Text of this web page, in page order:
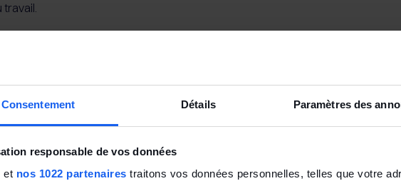
Consentement Détails Paramètres des
responsable de vos données
et nos 1022 partenaires traitons vos données personnelles, telles que votre
travail.
868 du 29 juin 2016 relatif aux modalités de consultation des
du personnel, art.5, Jo du 30